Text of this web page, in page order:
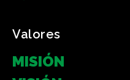
Valores
MISIÓN